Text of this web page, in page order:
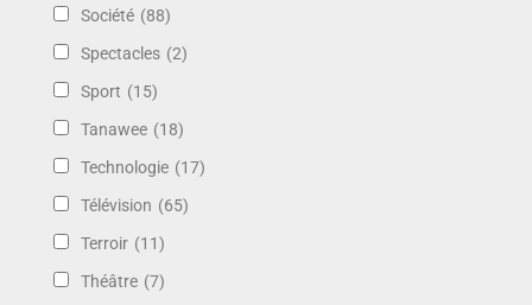
Société (88)
Spectacles (2)
Sport (15)
Tanawee (18)
Technologie (17)
Télévision (65)
Terroir (11)
Théâtre (7)